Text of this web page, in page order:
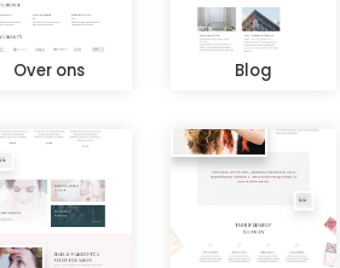
Over ons Blog